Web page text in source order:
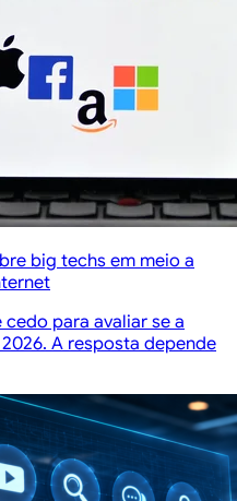
big techs em meio a
para avaliar se a
A resposta depende